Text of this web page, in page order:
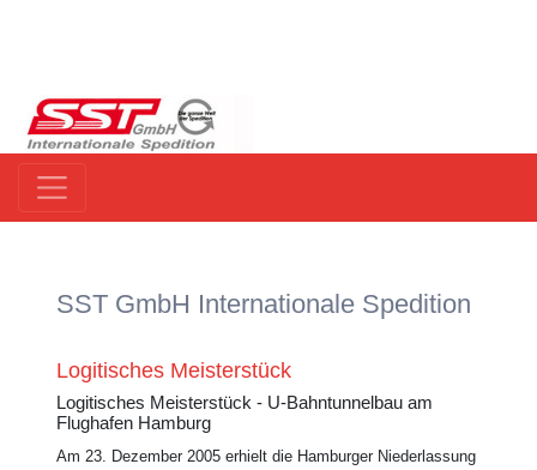
SST GmbH Internationale Spedition
Logitisches Meisterstück
Logitisches Meisterstück - U-Bahntunnelbau am
Flughafen Hamburg
Am 23. Dezember 2005 erhielt die Hamburger Niederlassung